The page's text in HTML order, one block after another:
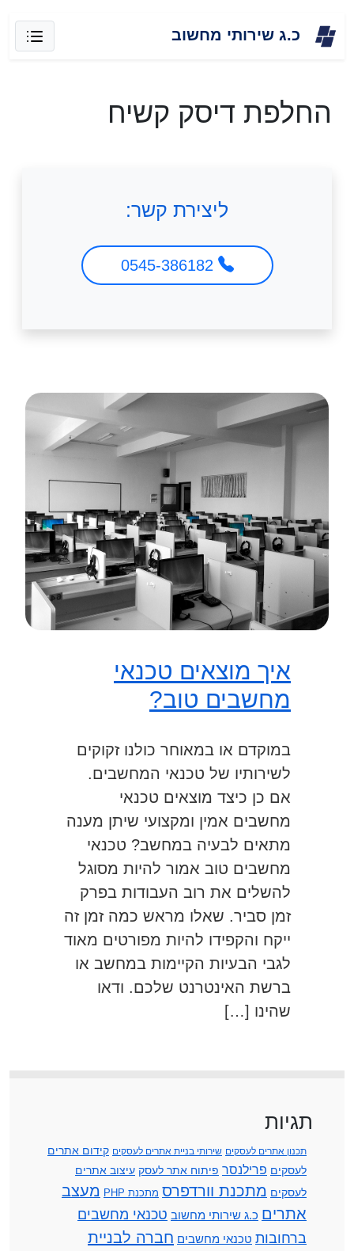
כ.ג שירותי מחשוב
החלפת דיסק קשיח
ליצירת קשר:
איך מוצאים טכנאי
מחשבים טוב?
במוקדם או במאוחר כולנו זקוקים
לשירותיו של טכנאי המחשבים.
אם כן כיצד מוצאים טכנאי
מחשבים אמין ומקצועי שיתן מענה
מתאים לבעיה במחשב? טכנאי
מחשבים טוב אמור להיות מסוגל
להשלים את רוב העבודות בפרק
זמן סביר. שאלו מראש כמה זמן זה
ייקח והקפידו להיות מפורטים מאוד
לגבי הבעיות הקיימות במחשב או
ברשת האינטרנט שלכם. ודאו
שהינו […]
תגיות
תכנון אתרים לעסקים שירותי בניית אתרים לעסקים קידום אתרים
לעסקים פרילנסר פיתוח אתר לעסק עיצוב אתרים
לעסקים מתכנת וורדפרס מתכנת PHP
מעצב
אתרים כ.ג שירותי מחשוב טכנאי מחשבים
ברחובות טכנאי מחשבים חברה לבניית